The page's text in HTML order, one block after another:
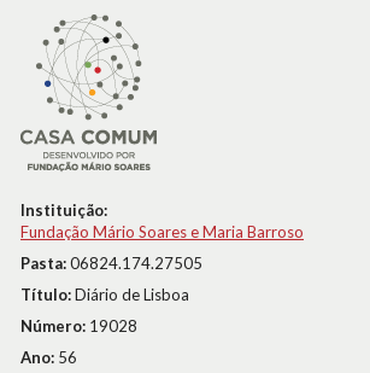
Instituição:
Fundação Mário Soares e Maria Barroso
Pasta:06824.174.27505
Título:Diário de Lisboa
Número: 19028
Ano: 56